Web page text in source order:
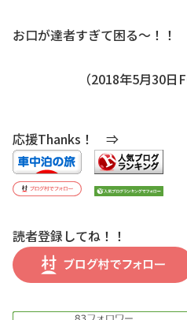
お口が達者すぎて困る～！！
（2018年5月30日
応援Thanks！ ⇒
読者登録してね！！